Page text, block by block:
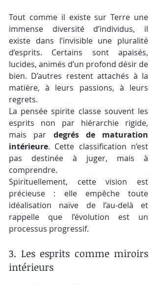
Tout comme il existe sur Terre une
immense diversité d’individus, il
existe dans l’invisible une pluralité
d’esprits. Certains sont apaisés,
lucides, animés d’un profond désir de
bien. D’autres restent attachés à la
matière, à leurs passions, à leurs
regrets.
La pensée spirite classe souvent les
esprits non par hiérarchie rigide,
mais par degrés de maturation
intérieure. Cette classification n’est
pas destinée à juger, mais à
comprendre.
Spirituellement, cette vision est
précieuse : elle empêche toute
idéalisation naïve de l’au-delà et
rappelle que l’évolution est un
processus progressif.
3. Les esprits comme miroirs
intérieurs